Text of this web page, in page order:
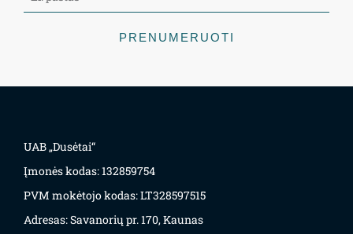
PRENUMERUOTI
UAB „Dusėtai“
Įmonės kodas: 132859754
PVM mokėtojo kodas: LT328597515
Adresas: Savanorių pr. 170, Kaunas